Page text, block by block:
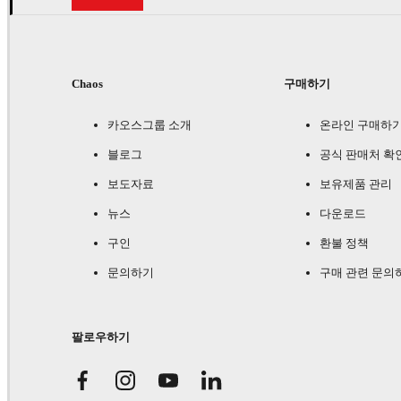
Chaos
카오스그룹 소개
블로그
보도자료
뉴스
구인
문의하기
구매하기
온라인 구매하
공식 판매처 확
보유제품 관리
다운로드
환불 정책
구매 관련 문의
팔로우하기